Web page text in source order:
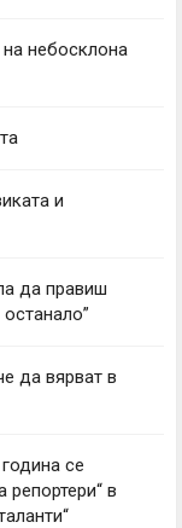
небосклона
и
да правиш
да вярват в
се
в